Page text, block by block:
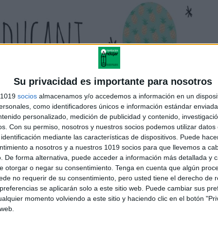
Su privacidad es importante para nosotros
socios almacenamos y/o accedemos a información en un
como identificadores únicos e información estándar
personalizado, medición de publicidad y contenido,
Con su permiso, nosotros y nuestros socios podemos utilizar datos
mediante las características de dispositivos. Puede
a nosotros y a nuestros 1019 socios para que llevemos a
De forma alternativa, puede acceder a información más detallada y
otorgar o negar su consentimiento. Tenga en cuenta que algún
no requerir de su consentimiento, pero usted tiene el derecho de
se aplicarán solo a este sitio web. Puede cambiar sus
momento volviendo a este sitio y haciendo clic en el botón
para reflexionar sobre los segmentos del lenguaje oral.
palabras o rimas. Las investigaciones recientes demuestran
la adquisición de la lectoescritura y está directamente
más importantes, en Educación Infantil y primer ciclo de
lectoescritura, por eso debe ser introducida en el currículum y
el caso de alumnos que presentan necesidades educativas